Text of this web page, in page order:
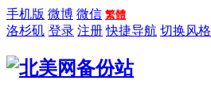
手机版 微博 微信 繁體
洛杉矶 登录 注册 快捷导航 切换风格